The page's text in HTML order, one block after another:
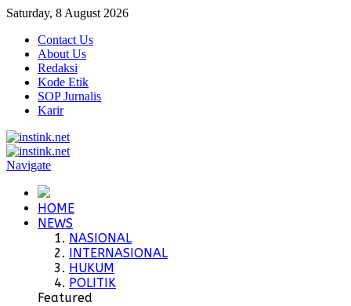
Saturday, 8 August 2026
Contact Us
About Us
Redaksi
Kode Etik
SOP Jurnalis
Karir
Navigate
HOME
NEWS
NASIONAL
INTERNASIONAL
HUKUM
POLITIK
Featured